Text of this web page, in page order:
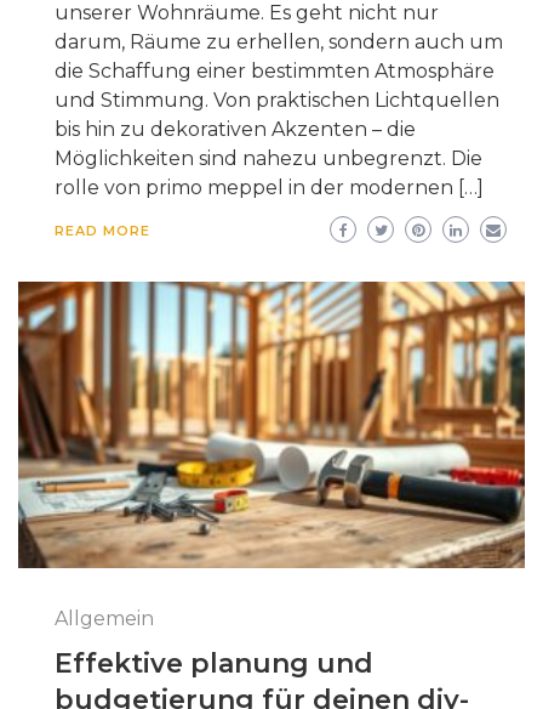
unserer Wohnräume. Es geht nicht nur
darum, Räume zu erhellen, sondern auch um
die Schaffung einer bestimmten Atmosphäre
und Stimmung. Von praktischen Lichtquellen
bis hin zu dekorativen Akzenten – die
Möglichkeiten sind nahezu unbegrenzt. Die
rolle von primo meppel in der modernen […]
READ MORE
Allgemein
Effektive planung und
budgetierung für deinen diy-